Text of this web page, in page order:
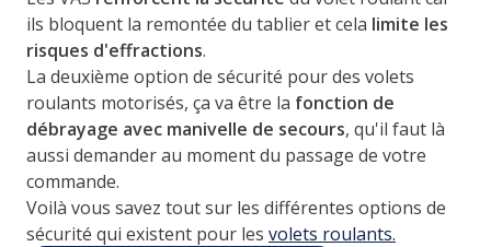
ils bloquent la remontée du tablier et cela limite les
risques d'effractions.
La deuxième option de sécurité pour des volets
roulants motorisés, ça va être la fonction de
débrayage avec manivelle de secours, qu'il faut là
aussi demander au moment du passage de votre
commande.
Voilà vous savez tout sur les différentes options de
sécurité qui existent pour les volets roulants.